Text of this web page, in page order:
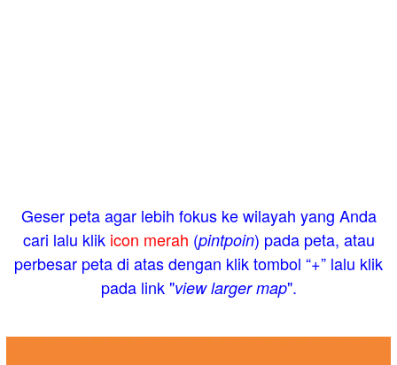
Geser peta agar lebih fokus ke wilayah yang Anda
cari lalu klik icon merah (pintpoin) pada peta, atau
perbesar peta di atas dengan klik tombol “+” lalu klik
pada link "view larger map".